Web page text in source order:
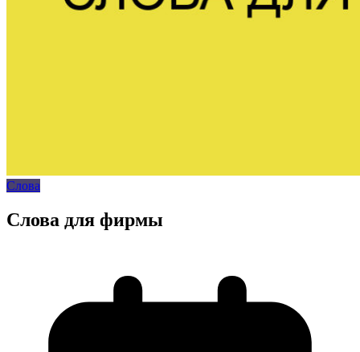
Слова
Слова для фирмы